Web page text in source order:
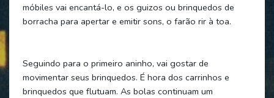
móbiles vai encantá-lo, e os guizos ou brinquedos de
borracha para apertar e emitir sons, o farão rir à toa.
Seguindo para o primeiro aninho, vai gostar de
movimentar seus brinquedos. É hora dos carrinhos e
brinquedos que flutuam. As bolas continuam um